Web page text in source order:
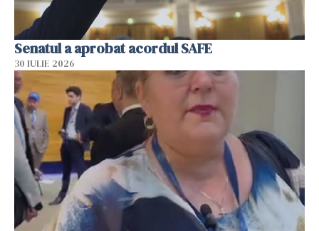
Senatul a aprobat acordul SAFE
30 IULIE 2026